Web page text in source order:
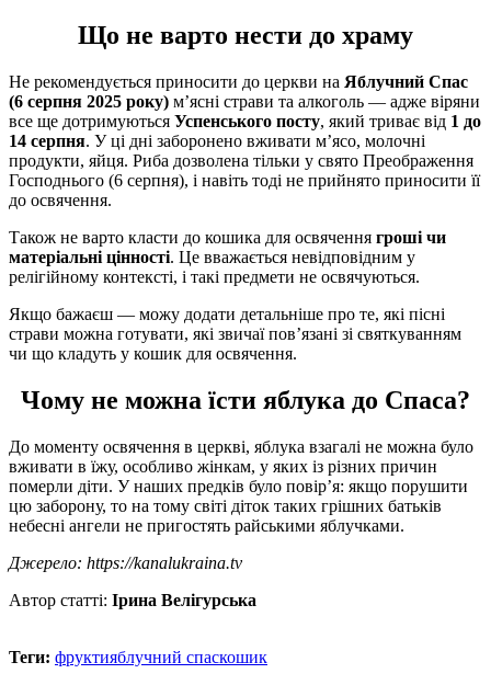
Що не варто нести до храму
Не рекомендується приносити до церкви на Яблучний Спас
(6 серпня 2025 року) м’ясні страви та алкоголь — адже віряни
все ще дотримуються Успенського посту, який триває від 1 до
14 серпня. У ці дні заборонено вживати м’ясо, молочні
продукти, яйця. Риба дозволена тільки у свято Преображення
Господнього (6 серпня), і навіть тоді не прийнято приносити її
до освячення.
Також не варто класти до кошика для освячення гроші чи
матеріальні цінності. Це вважається невідповідним у
релігійному контексті, і такі предмети не освячуються.
Якщо бажаєш — можу додати детальніше про те, які пісні
страви можна готувати, які звичаї пов’язані зі святкуванням
чи що кладуть у кошик для освячення.
Чому не можна їсти яблука до Спаса?
До моменту освячення в церкві, яблука взагалі не можна було
вживати в їжу, особливо жінкам, у яких із різних причин
померли діти. У наших предків було повір’я: якщо порушити
цю заборону, то на тому світі діток таких грішних батьків
небесні ангели не пригостять райськими яблучками.
Джерело: https://kanalukraina.tv
Автор статті: Ірина Велігурська
Теги: фруктияблучний спаскошик